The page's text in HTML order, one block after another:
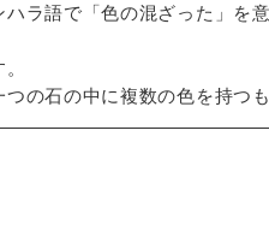
ハラ語で「色の混ざった」
の石の中に複数の色を持つも